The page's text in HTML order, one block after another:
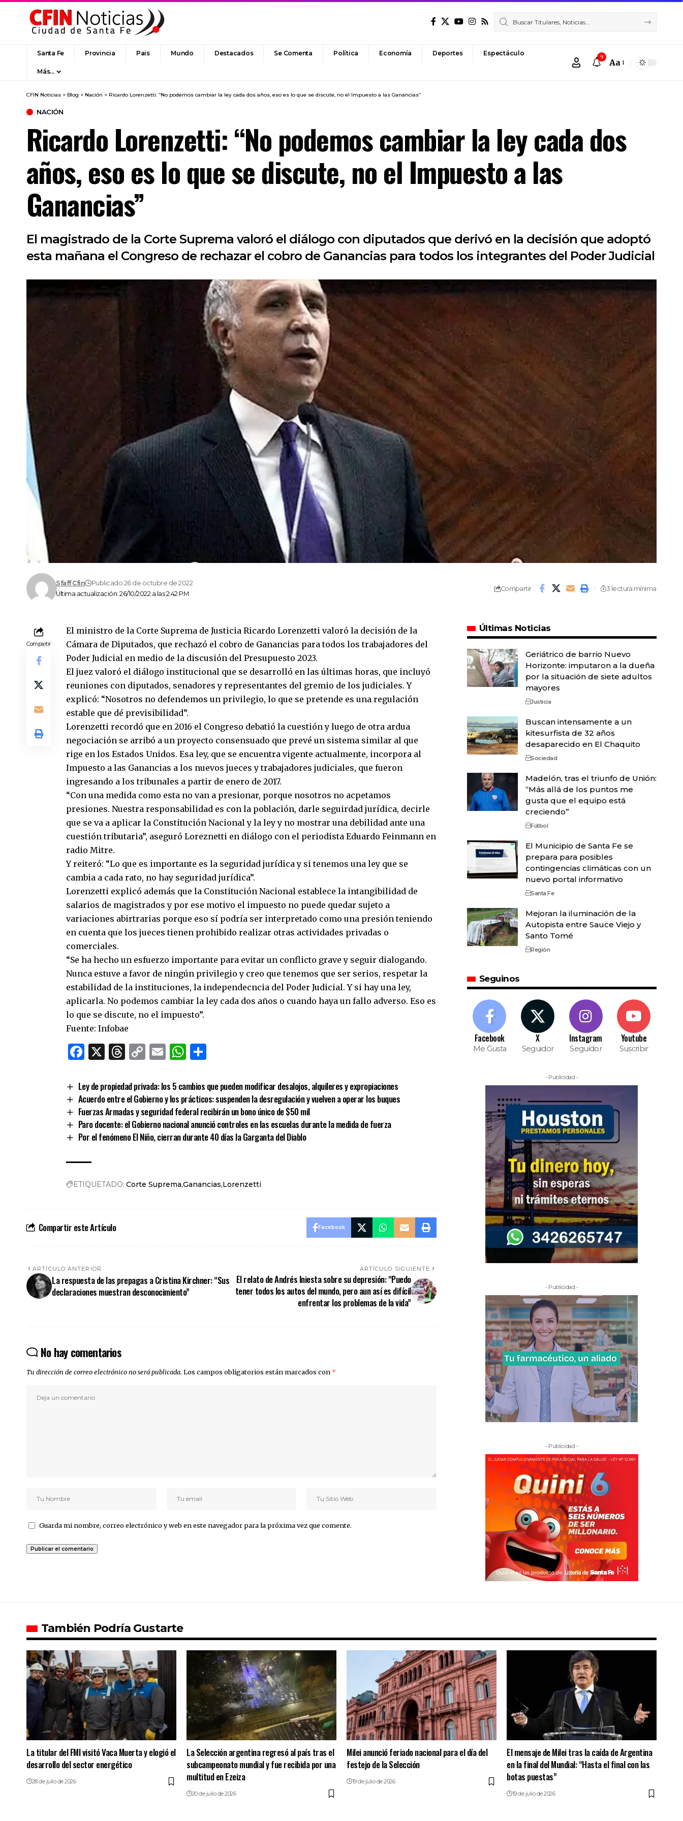
Santa Fe Provincia Pais Mundo Destacados Se Comenta Política Economía Deportes Espectáculo
Más…
9
Font
Aa
CFIN Noticias > Blog > Nación > Ricardo Lorenzetti: “No podemos cambiar la ley cada dos años, eso es lo que se discute, no el Impuesto a las Ganancias”
NACIÓN
Ricardo Lorenzetti: “No podemos cambiar la ley cada dos
años, eso es lo que se discute, no el Impuesto a las
Ganancias”
El magistrado de la Corte Suprema valoró el diálogo con diputados que derivó en la decisión que adoptó
esta mañana el Congreso de rechazar el cobro de Ganancias para todos los integrantes del Poder Judicial
Última actualización: 26/10/2022 a las 2:42 PM
Sfaff Cfin Publicado 26 de octubre de 2022
Compartir 3 lectura mínima
Compartir
El ministro de la Corte Suprema de Justicia Ricardo Lorenzetti valoró la decisión de la
Cámara de Diputados, que rechazó el cobro de Ganancias para todos los trabajadores del
Poder Judicial en medio de la discusión del Presupuesto 2023.
El juez valoró el diálogo institucional que se desarrolló en las últimas horas, que incluyó
reuniones con diputados, senadores y representantes del gremio de los judiciales. Y
explicó: “Nosotros no defendemos un privilegio, lo que se pretende es una regulación
estable que dé previsibilidad”.
Lorenzetti recordó que en 2016 el Congreso debatió la cuestión y luego de otra ardua
negociación se arribó a un proyecto consensuado que prevé un sistema similar al que
rige en los Estados Unidos. Esa ley, que se encuentra vigente actualmente, incorpora al
Impuesto a las Ganancias a los nuevos jueces y trabajadores judiciales, que fueron
ingresando a los tribunales a partir de enero de 2017.
“Con una medida como esta no van a presionar, porque nosotros no acpetamos
presiones. Nuestra responsabilidad es con la población, darle seguirdad jurídica, decirle
que se va a aplicar la Constitución Nacional y la ley y no mostrar una debilidad ante una
cuestión tributaria”, aseguró Loreznetti en diálogo con el periodista Eduardo Feinmann en
radio Mitre.
Y reiteró: “Lo que es importante es la seguridad jurídica y si tenemos una ley que se
cambia a cada rato, no hay seguridad jurídica”.
Lorenzetti explicó además que la Constitución Nacional establece la intangibilidad de
salarios de magistrados y por ese motivo el impuesto no puede quedar sujeto a
variaciones abirtrarias porque eso sí podría ser interpretado como una presión teniendo
en cuenta que los jueces tienen prohibido realizar otras actividades privadas o
comerciales.
“Se ha hecho un esfuerzo importante para evitar un conflicto grave y seguir dialogando.
Nunca estuve a favor de ningún privilegio y creo que tenemos que ser serios, respetar la
estabilidad de la instituciones, la independecncia del Poder Judicial. Y si hay una ley,
aplicarla. No podemos cambiar la ley cada dos años o cuando haya un fallo adverso. Eso es
lo que se discute, no el impuesto”.
Fuente: Infobae
Facebook
X Threads
CopyEmailWhatsApp
Ley de propiedad privada: los 5 cambios que pueden modificar desalojos, alquileres y expropiaciones
Acuerdo entre el Gobierno y los prácticos: suspenden la desregulación y vuelven a operar los buques
Fuerzas Armadas y seguridad federal recibirán un bono único de $50 mil
Paro docente: el Gobierno nacional anunció controles en las escuelas durante la medida de fuerza
Por el fenómeno El Niño, cierran durante 40 días la Garganta del Diablo
ETIQUETADO: Corte Suprema Ganancias Lorenzetti
Compartir este Artículo Facebook
ARTÍCULO ANTERIOR
La respuesta de las prepagas a Cristina Kirchner: “Sus
declaraciones muestran desconocimiento”
ARTÍCULO SIGUIENTE
El relato de Andrés Iniesta sobre su depresión: “Puedo
tener todos los autos del mundo, pero aun así es difícil
enfrentar los problemas de la vida”
No hay comentarios
Tu dirección de correo electrónico no será publicada. Los campos obligatorios están marcados con *
Guarda mi nombre, correo electrónico y web en este navegador para la próxima vez que comente.
Últimas Noticias
Geriátrico de barrio Nuevo
Horizonte: imputaron a la dueña
por la situación de siete adultos
mayores
Justicia
Buscan intensamente a un
kitesurfista de 32 años
desaparecido en El Chaquito
Sociedad
Madelón, tras el triunfo de Unión:
“Más allá de los puntos me
gusta que el equipo está
creciendo”
Fútbol
El Municipio de Santa Fe se
prepara para posibles
contingencias climáticas con un
nuevo portal informativo
Santa Fe
Mejoran la iluminación de la
Autopista entre Sauce Viejo y
Santo Tomé
Región
Seguinos
Facebook
Me Gusta
X
Seguidor
Instagram
Seguidor
Youtube
Suscribir
- Publicidad -
- Publicidad -
- Publicidad -
También Podría Gustarte
La titular del FMI visitó Vaca Muerta y elogió el
desarrollo del sector energético
28 de julio de 2026
La Selección argentina regresó al país tras el
subcampeonato mundial y fue recibida por una
multitud en Ezeiza
20 de julio de 2026
Milei anunció feriado nacional para el día del
festejo de la Selección
19 de julio de 2026
El mensaje de Milei tras la caída de Argentina
en la final del Mundial: “Hasta el final con las
botas puestas”
19 de julio de 2026